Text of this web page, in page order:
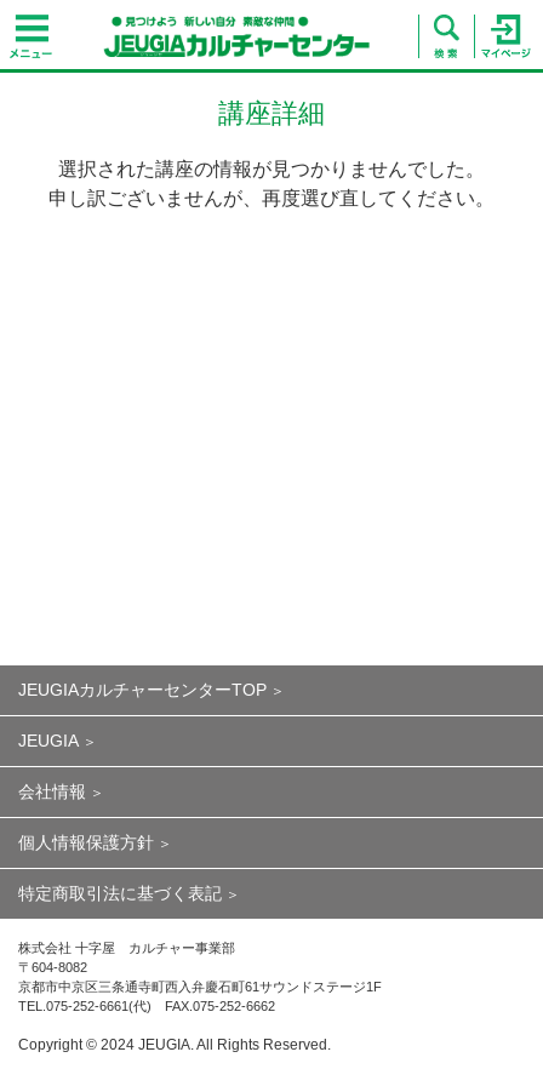
講座詳細
選択された講座の情報が見つかりませんでした。
申し訳ございませんが、再度選び直してください。
JEUGIAカルチャーセンターTOP
JEUGIA
会社情報
個人情報保護方針
特定商取引法に基づく表記
株式会社 十字屋 カルチャー事業部
〒604-8082
京都市中京区三条通寺町西入弁慶石町61サウンドステージ1F
TEL.075-252-6661(代) FAX.075-252-6662
Copyright ©︎ 2024 JEUGIA. All Rights Reserved.